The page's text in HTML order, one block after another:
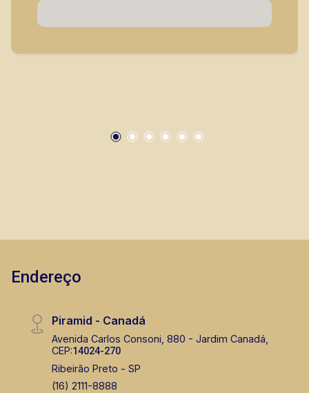
Endereço
Piramid - Canadá
Avenida Carlos Consoni, 880 - Jardim Canadá,
CEP:14024-270
Ribeirão Preto - SP
(16) 2111-8888